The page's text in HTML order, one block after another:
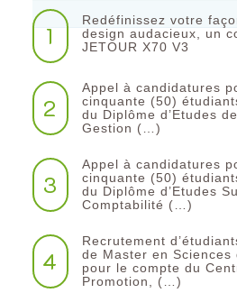
1
Redéfinissez votre
design audacieux, un
JETOUR X70 V3
2
Appel à candidatures
cinquante (50)
du Diplôme d’Etudes
Gestion (…)
3
Appel à candidatures
cinquante (50)
du Diplôme d’Etudes
Comptabilité (…)
4
Recrutement
de Master en Sciences
pour le compte du
Promotion, (…)